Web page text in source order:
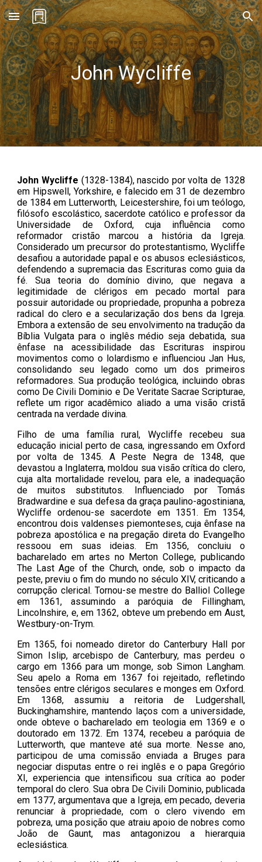
Skip to main content Skip to navigation
John Wycliffe
John Wycliffe (1328-1384),nascido por volta de 1328
em Hipswell, Yorkshire, e falecido em 31 de dezembro
de 1384 em Lutterworth, Leicestershire, foi um teólogo,
filósofo escolástico, sacerdote católico e professor da
Universidade de Oxford, cuja influência como
reformador cristão marcou a história da Igreja.
Considerado um precursor do protestantismo, Wycliffe
desafiou a autoridade papal e os abusos eclesiásticos,
defendendo a supremacia das Escrituras como guia da
fé. Sua teoria do domínio divino, que negava a
legitimidade de clérigos em pecado mortal para
possuir autoridade ou propriedade, propunha a pobreza
radical do clero e a secularização dos bens da Igreja.
Embora a extensão de seu envolvimento na tradução da
Bíblia Vulgata para o inglês médio seja debatida, sua
ênfase na acessibilidade das Escrituras inspirou
movimentos como o lolardismo e influenciou Jan Hus,
consolidando seu legado como um dos primeiros
reformadores. Sua produção teológica, incluindo obras
como De Civili Dominio e De Veritate Sacrae Scripturae,
reflete um rigor acadêmico aliado a uma visão cristã
centrada na verdade divina.
Filho de uma família rural, Wycliffe recebeu sua
educação inicial perto de casa, ingressando em Oxford
por volta de 1345. A Peste Negra de 1348, que
devastou a Inglaterra, moldou sua visão crítica do clero,
cuja alta mortalidade revelou, para ele, a inadequação
de muitos substitutos. Influenciado por Tomás
Bradwardine e sua defesa da graça paulino-agostiniana,
Wycliffe ordenou-se sacerdote em 1351. Em 1354,
encontrou dois valdenses piemonteses, cuja ênfase na
pobreza apostólica e na pregação direta do Evangelho
ressoou em suas ideias. Em 1356, concluiu o
bacharelado em artes no Merton College, publicando
The Last Age of the Church, onde, sob o impacto da
peste, previu o fim do mundo no século XIV, criticando a
corrupção clerical. Tornou-se mestre do Balliol College
em 1361, assumindo a paróquia de Fillingham,
Lincolnshire, e, em 1362, obteve um prebendo em Aust,
Westbury-on-Trym.
Em 1365, foi nomeado diretor do Canterbury Hall por
Simon Islip, arcebispo de Canterbury, mas perdeu o
cargo em 1366 para um monge, sob Simon Langham.
Seu apelo a Roma em 1367 foi rejeitado, refletindo
tensões entre clérigos seculares e monges em Oxford.
Em 1368, assumiu a reitoria de Ludgershall,
Buckinghamshire, mantendo laços com a universidade,
onde obteve o bacharelado em teologia em 1369 e o
doutorado em 1372. Em 1374, recebeu a paróquia de
Lutterworth, que manteve até sua morte. Nesse ano,
participou de uma comissão enviada a Bruges para
negociar disputas entre o rei inglês e o papa Gregório
XI, experiencia que intensificou sua crítica ao poder
temporal do clero. Sua obra De Civili Dominio, publicada
em 1377, argumentava que a Igreja, em pecado, deveria
renunciar à propriedade, com o clero vivendo em
pobreza, uma posição que atraiu apoio de nobres como
João de Gaunt, mas antagonizou a hierarquia
eclesiástica.